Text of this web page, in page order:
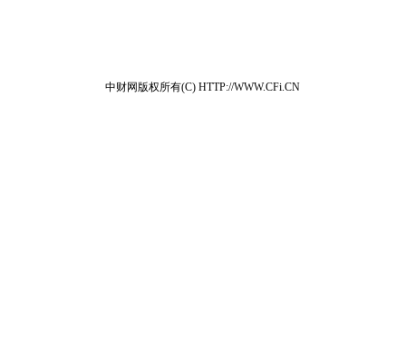
中财网版权所有(C) HTTP://WWW.CFi.CN